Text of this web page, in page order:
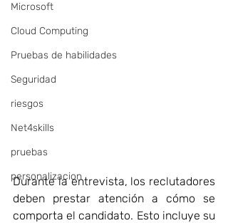
Microsoft
Cloud Computing
Pruebas de habilidades
Seguridad
riesgos
Net4skills
pruebas
personalizacion
Durante la entrevista, los reclutadores
deben prestar atención a cómo se
comporta el candidato. Esto incluye su